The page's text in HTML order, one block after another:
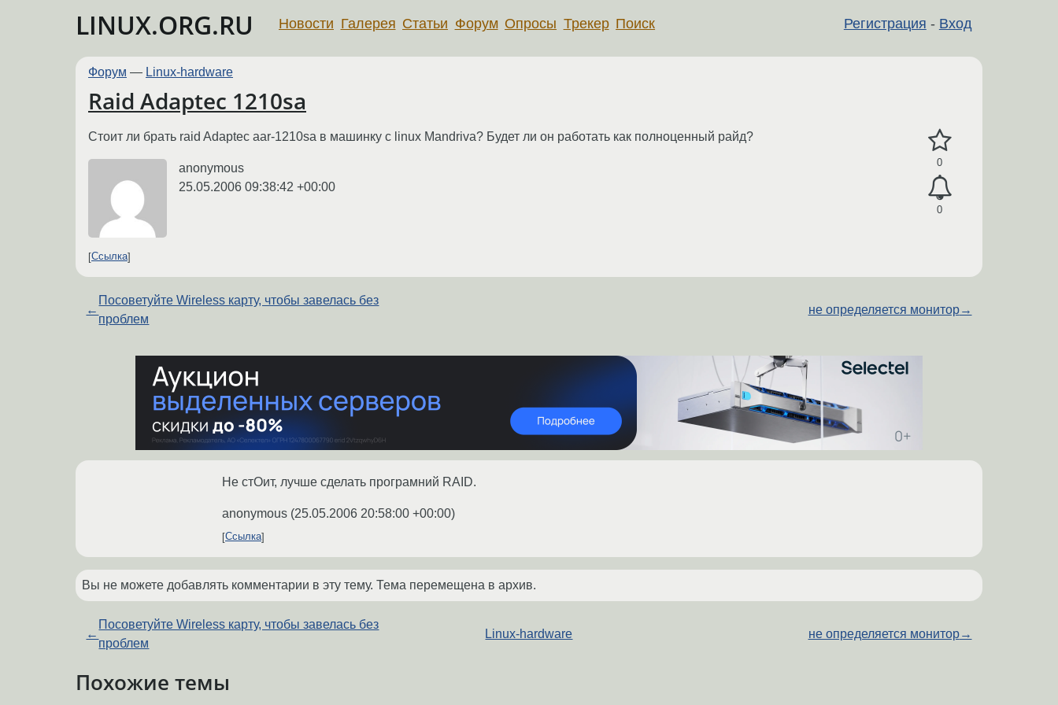
LINUX.ORG.RU Регистрация - Вход
Новости Галерея Статьи Форум Опросы Трекер Поиск
Форум — Linux-hardware
Raid Adaptec 1210sa
0
0
Стоит ли брать raid Adaptec aar-1210sa в машинку с linux Mandriva? Будет ли он работать как полноценный райд?
anonymous
25.05.2006 09:38:42 +00:00
Ссылка
←
Посоветуйте Wireless карту, чтобы завелась без
проблем
не определяется монитор→
Не стОит, лучше сделать програмний RAID.
anonymous (25.05.2006 20:58:00 +00:00)
Ссылка
Вы не можете добавлять комментарии в эту тему. Тема перемещена в архив.
←
Посоветуйте Wireless карту, чтобы завелась без
проблем
Linux-hardware не определяется монитор→
Похожие темы